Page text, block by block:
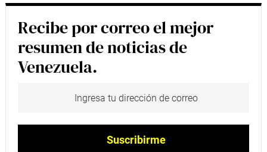
Recibe por correo el mejor
resumen de noticias de
Venezuela.